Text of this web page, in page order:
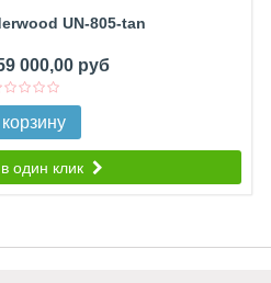
UN-805-tan
000,00 руб
один клик